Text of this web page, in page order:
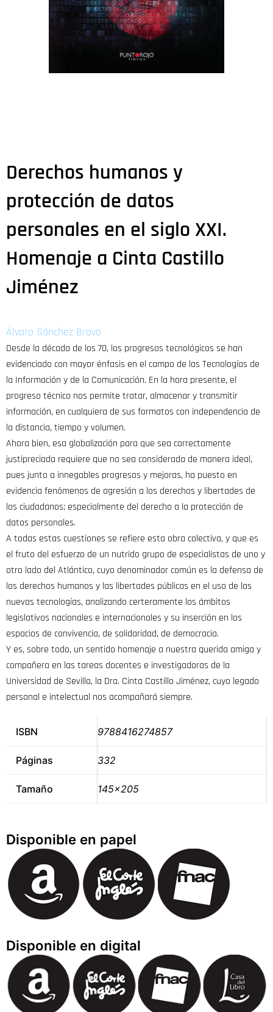
Derechos humanos y
protección de datos
personales en el siglo XXI.
Homenaje a Cinta Castillo
Jiménez
Álvaro Sánchez Bravo
Desde la década de los 70, los progresos tecnológicos se han
evidenciado con mayor énfasis en el campo de las Tecnologías de
la Información y de la Comunicación. En la hora presente, el
progreso técnico nos permite tratar, almacenar y transmitir
información, en cualquiera de sus formatos con independencia de
la distancia, tiempo y volumen.
Ahora bien, esa globalización para que sea correctamente
justipreciada requiere que no sea considerada de manera ideal,
pues junto a innegables progresos y mejoras, ha puesto en
evidencia fenómenos de agresión a los derechos y libertades de
los ciudadanos; especialmente del derecho a la protección de
datos personales.
A todas estas cuestiones se refiere esta obra colectiva, y que es
el fruto del esfuerzo de un nutrido grupo de especialistas de uno y
otro lado del Atlántico, cuyo denominador común es la defensa de
los derechos humanos y las libertades públicas en el uso de las
nuevas tecnologías, analizando certeramente los ámbitos
legislativos nacionales e internacionales y su inserción en los
espacios de convivencia, de solidaridad, de democracia.
Y es, sobre todo, un sentido homenaje a nuestra querida amiga y
compañera en las tareas docentes e investigadoras de la
Universidad de Sevilla, la Dra. Cinta Castillo Jiménez, cuyo legado
personal e intelectual nos acompañará siempre.
ISBN 9788416274857
Páginas 332
Tamaño 145×205
Disponible en papel
Disponible en digital